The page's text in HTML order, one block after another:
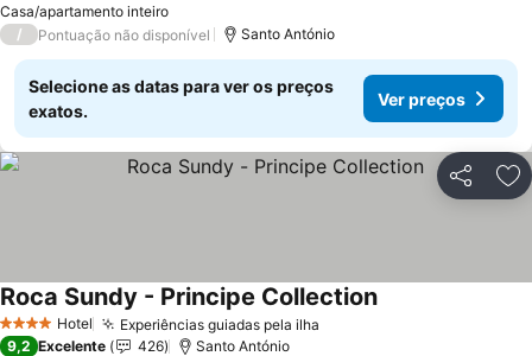
Casa/apartamento inteiro
/ Pontuação não disponível Santo António
Selecione as datas para ver os preços
exatos.
Ver preços
Partilhar
4 EstrelasHotel Experiências guiadas pela ilha
Roca Sundy - Principe CollectionVer preços
9,2 Excelente 426 Santo António